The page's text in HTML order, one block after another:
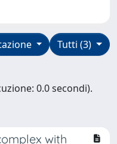
Tutti (3)
0.0 secondi).
with